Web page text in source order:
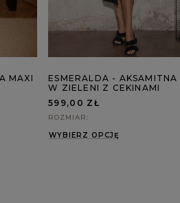
MAXI
ESMERALDA -
W ZIELENI Z CEKINAMI
599,00 ZŁ
ROZMIAR
WYBIERZ OPCJĘ